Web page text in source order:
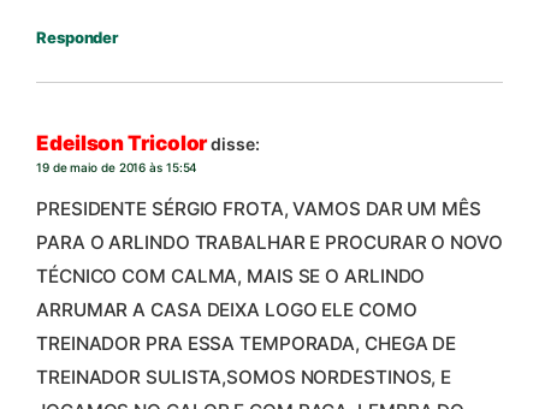
Responder
Edeilson Tricolordisse:
19 de maio de 2016 às 15:54
PRESIDENTE SÉRGIO FROTA, VAMOS DAR UM MÊS
PARA O ARLINDO TRABALHAR E PROCURAR O NOVO
TÉCNICO COM CALMA, MAIS SE O ARLINDO
ARRUMAR A CASA DEIXA LOGO ELE COMO
TREINADOR PRA ESSA TEMPORADA, CHEGA DE
TREINADOR SULISTA,SOMOS NORDESTINOS, E